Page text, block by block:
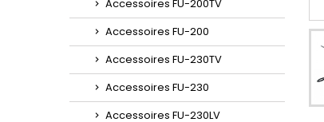
Accessoires FU-200TV
Accessoires FU-200
Accessoires FU-230TV
Accessoires FU-230
Accessoires FU-230LV